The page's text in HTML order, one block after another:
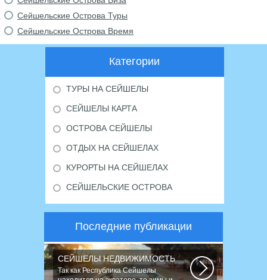
Сейшельские Острова Туры
Сейшельские Острова Время
Категории
ТУРЫ НА СЕЙШЕЛЫ
СЕЙШЕЛЫ КАРТА
ОСТРОВА СЕЙШЕЛЫ
ОТДЫХ НА СЕЙШЕЛАХ
КУРОРТЫ НА СЕЙШЕЛАХ
СЕЙШЕЛЬСКИЕ ОСТРОВА
Последние публикации
СЕЙШЕЛЫ НЕДВИЖИМОСТЬ
Так как Республика Сейшелы